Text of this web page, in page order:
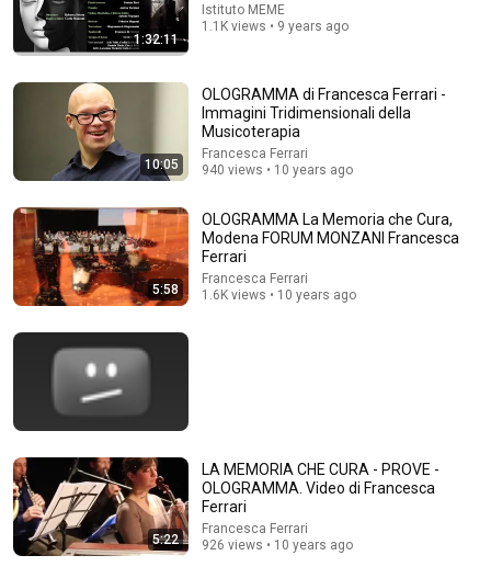
Porzucił swoją „grubą i zaniedbaną” żonę. Rok
później na zjeździe zaniemówił.
Khamrul mohd nor
New 34K views
1:32:11
Istituto MEME
1.1K views • 9 years ago
10:05
OLOGRAMMA di Francesca Ferrari -
Immagini Tridimensionali della
Musicoterapia
Francesca Ferrari
940 views • 10 years ago
5:58
OLOGRAMMA La Memoria che Cura,
Modena FORUM MONZANI Francesca
Ferrari
Francesca Ferrari
1.6K views • 10 years ago
5:22
LA MEMORIA CHE CURA - PROVE -
OLOGRAMMA. Video di Francesca
Ferrari
Francesca Ferrari
926 views • 10 years ago